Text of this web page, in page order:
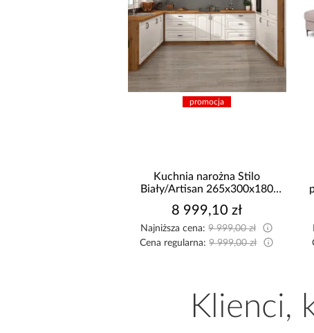
Biały/Artisan 265x300x180
Narożnik Como z dwoma
pojemnikami sztruks
2 519,99 zł
Najniższa cena:
2 599,99 zł
Cena regularna:
2 799,99 zł
Klienci,